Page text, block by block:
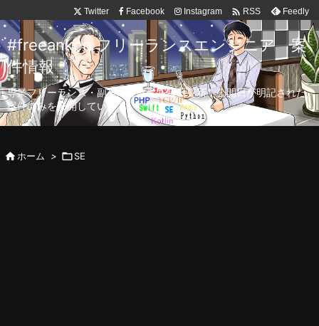
Twitter Facebook Instagram  RSS Feedly
#freeanken フリーランスエンジニア 案
件情報
専業フリーランス・副業向け案件を毎日更新！公開日が明記された
案件のみを公開しています。
ホーム > SE